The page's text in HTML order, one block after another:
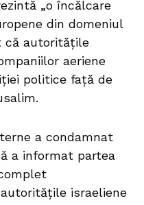
„o încălcare
din domeniul
că autoritățile
aeriene
politice față de
a condamnat
a informat partea
israeliene